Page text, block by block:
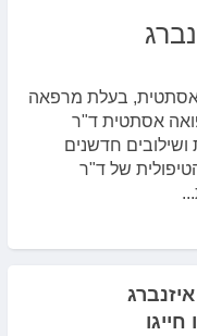
אסתטית, בעלת מרפאה
אסתטית ד"ר
חדשנים
של ד"ר